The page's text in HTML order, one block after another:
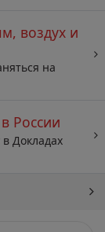
воздух и
на
России
Докладах